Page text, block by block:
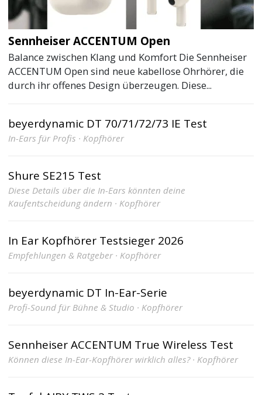
Sennheiser ACCENTUM Open
Balance zwischen Klang und Komfort Die Sennheiser
ACCENTUM Open sind neue kabellose Ohrhörer, die
durch ihr offenes Design überzeugen. Diese...
beyerdynamic DT 70/71/72/73 IE Test
In-Ears für Profis · Kopfhörer
Shure SE215 Test
Diese Details über die In-Ears könnten deine
Kaufentscheidung ändern · Kopfhörer
In Ear Kopfhörer Testsieger 2026
Empfehlungen & Ratgeber · Kopfhörer
beyerdynamic DT In-Ear-Serie
Profi-Sound für Bühne & Studio · Kopfhörer
Sennheiser ACCENTUM True Wireless Test
Können diese In-Ear-Kopfhörer wirklich alles? · Kopfhörer